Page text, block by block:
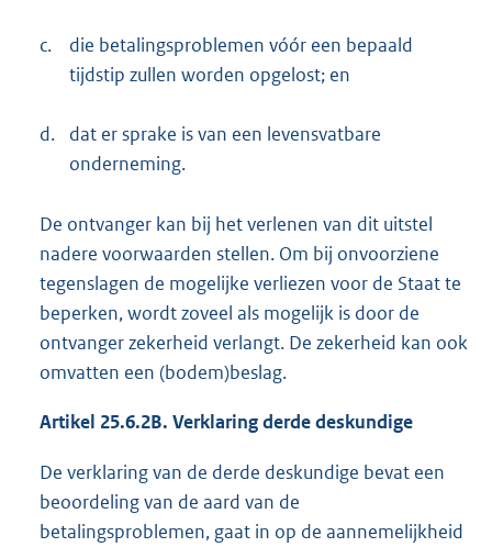
c.
die betalingsproblemen vóór een bepaald
tijdstip zullen worden opgelost; en
d.
dat er sprake is van een levensvatbare
onderneming.
De ontvanger kan bij het verlenen van dit uitstel
nadere voorwaarden stellen. Om bij onvoorziene
tegenslagen de mogelijke verliezen voor de Staat te
beperken, wordt zoveel als mogelijk is door de
ontvanger zekerheid verlangt. De zekerheid kan ook
omvatten een (bodem)beslag.
Artikel 25.6.2B. Verklaring derde deskundige
De verklaring van de derde deskundige bevat een
beoordeling van de aard van de
betalingsproblemen, gaat in op de aannemelijkheid